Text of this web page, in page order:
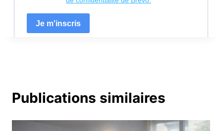
Publications similaires